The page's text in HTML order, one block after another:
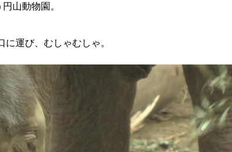
山動物園。
に運び、むしゃむしゃ。